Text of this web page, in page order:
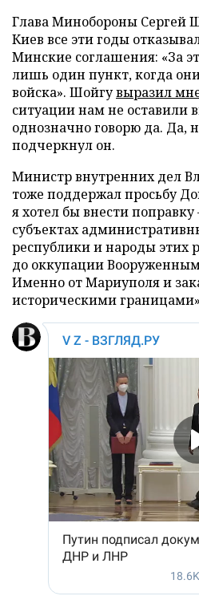
Глава Минобороны Сергей
Киев все эти годы
Минские соглашения: «За
лишь один пункт, когда
войска». Шойгувыразил
ситуации нам не оставили
однозначно говорю да. Да,
подчеркнул он.
Министр внутренних дел
тоже поддержал просьбу
я хотел бы внести поправку
субъектах
республики и народы этих
до оккупации
Именно от Мариуполя и
историческими